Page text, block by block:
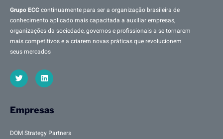
Grupo ECCcontinuamente para ser a organização brasileira de
conhecimento aplicado mais capacitada a auxiliar empresas,
organizações da sociedade, governos e profissionais a se tornarem
mais competitivos e a criarem novas práticas que revolucionem
seus mercados
Empresas
DOM Strategy Partners